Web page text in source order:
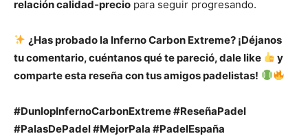
relación calidad‑precio para seguir progresando.
¿Has probado la Inferno Carbon Extreme? ¡Déjanos
tu comentario, cuéntanos qué te pareció, dale like
y
comparte esta reseña con tus amigos padelistas!
#DunlopInfernoCarbonExtreme #ReseñaPadel
#PalasDePadel #MejorPala #PadelEspaña